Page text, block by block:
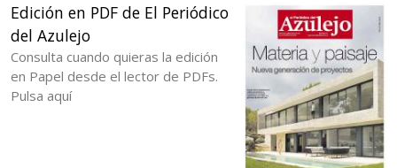
Edición en PDF de El Periódico
del Azulejo
Consulta cuando quieras la edición
en Papel desde el lector de PDFs.
Pulsa aquí